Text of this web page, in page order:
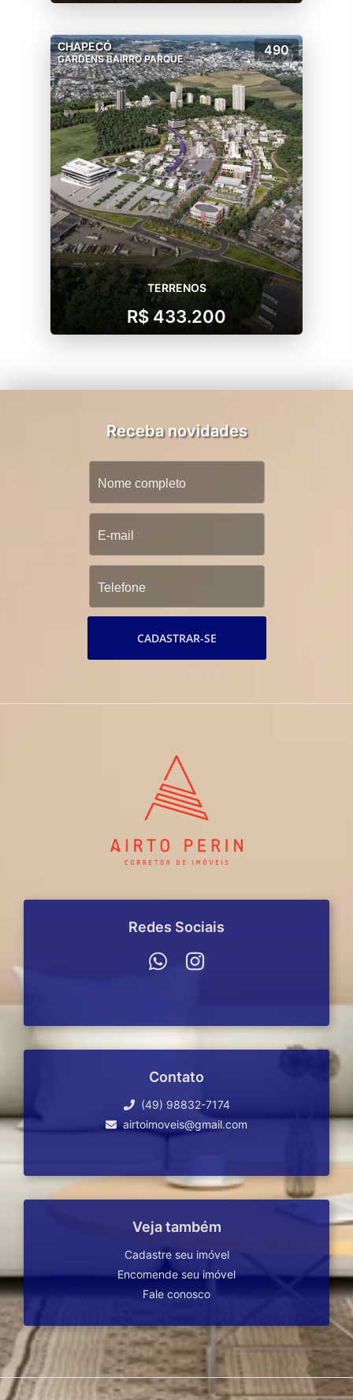
CHAPECÓ
GARDENS BAIRRO PARQUE
490
TERRENOS
R$ 433.200
Receba novidades
CADASTRAR-SE
Redes Sociais
Contato
(49) 98832-7174
airtoimoveis@gmail.com
Veja também
Cadastre seu imóvel
Encomende seu imóvel
Fale conosco